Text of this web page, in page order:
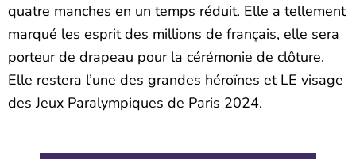
quatre manches en un temps réduit. Elle a tellement
marqué les esprit des millions de français, elle sera
porteur de drapeau pour la cérémonie de clôture.
Elle restera l’une des grandes héroïnes et LE visage
des Jeux Paralympiques de Paris 2024.